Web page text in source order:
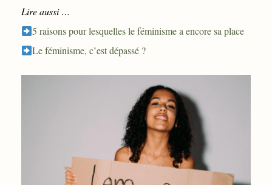
Lire aussi …
5 raisons pour lesquelles le féminisme a encore sa place
Le féminisme, c’est dépassé ?